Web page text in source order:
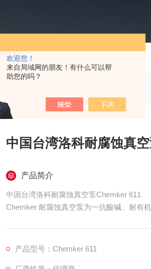
欢迎您！
来自局域网的朋友！有什么可以帮
助您的吗？
中国台湾洛科耐腐蚀真
产品简介
中国台湾洛科耐腐蚀真空泵Chemker 611
Chemker 耐腐蚀真空泵为一抗酸碱、耐有
产品型号：Chemker 611